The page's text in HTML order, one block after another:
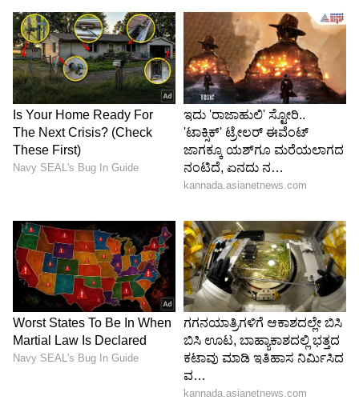
Image Credit :Google
ಕ್ಯಾಮೆರಾ ಫೀಚರ್
Galaxy A27 5Gಯ ಟ್ರಿಪಲ್ ರಿಯರ್ ಕ್ಯಾಮೆರಾ
ಹೊಂದಿದ್ದು, 50MP OIS ಮುಖ್ಯ ಕ್ಯಾಮೆರಾ (4K ವೀಡಿಯೊ
ರೆಕಾರ್ಡಿಂಗ್ ಬೆಂಬಲದೊಂದಿಗೆ), 5MP ಅಲ್ಟ್ರಾ-ವೈಡ್ ಲೆನ್ಸ್
ಹಾಗೂ 2MP ಮ್ಯಾಕ್ರೋ ಕ್ಯಾಮೆರಾಗಳನ್ನು ಒಳಗೊಂಡಿದೆ.
ಸೇರಿದಂತೆ AI ಆಧಾರಿತ ವಿಶೇಷತೆಗಳು ಇದರಲ್ಲಿದೆ. ಹೀಗಾಗಿ
ಉತ್ತಮ ಗುಣಮಟ್ಟದ ಫೋಟೋ, ವಿಡಿಯೋ ನೀಡಲಿದೆ.
12MP ಮುಂಭಾಗದ ಕ್ಯಾಮೆರಾ ಉನ್ನತ ಗುಣಮಟ್ಟದ
ವೀಡಿಯೊ ಕರೆಗಳು ಮತ್ತು ಪೋರ್ಟ್ರೇಟ್
ಛಾಯಾಚಿತ್ರಗಳಿಗಾಗಿ ವಿನ್ಯಾಸಗೊಳಿಸಲಾಗಿದೆ.